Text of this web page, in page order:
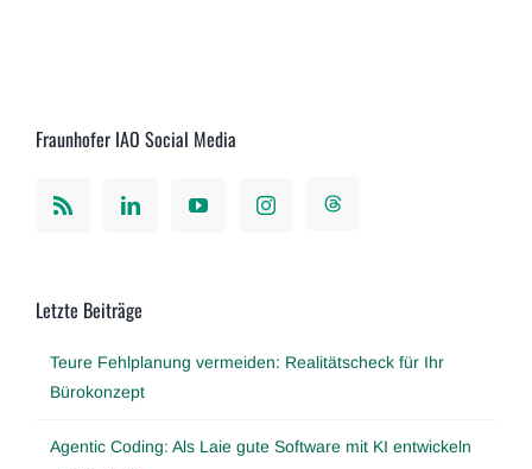
Fraunhofer IAO Social Media
Letzte Beiträge
Teure Fehlplanung vermeiden: Realitätscheck für Ihr
Bürokonzept
Agentic Coding: Als Laie gute Software mit KI entwickeln